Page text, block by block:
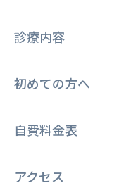
診療内容
初めての方へ
自費料金表
アクセス